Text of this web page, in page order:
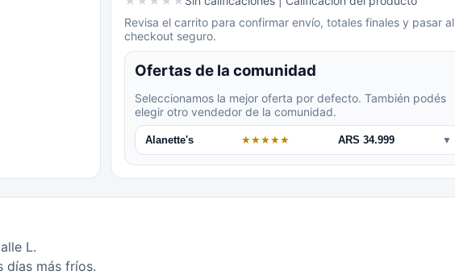
Revisa el carrito para confirmar envío, totales finales y pasar al
checkout seguro.
Ofertas de la comunidad
Seleccionamos la mejor oferta por defecto. También podés
elegir otro vendedor de la comunidad.
Alanette's ★★★★★ ARS 34.999 ▼
L.
días más fríos.